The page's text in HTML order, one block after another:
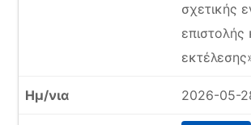
σχετικής
επιστολής
2026-05-